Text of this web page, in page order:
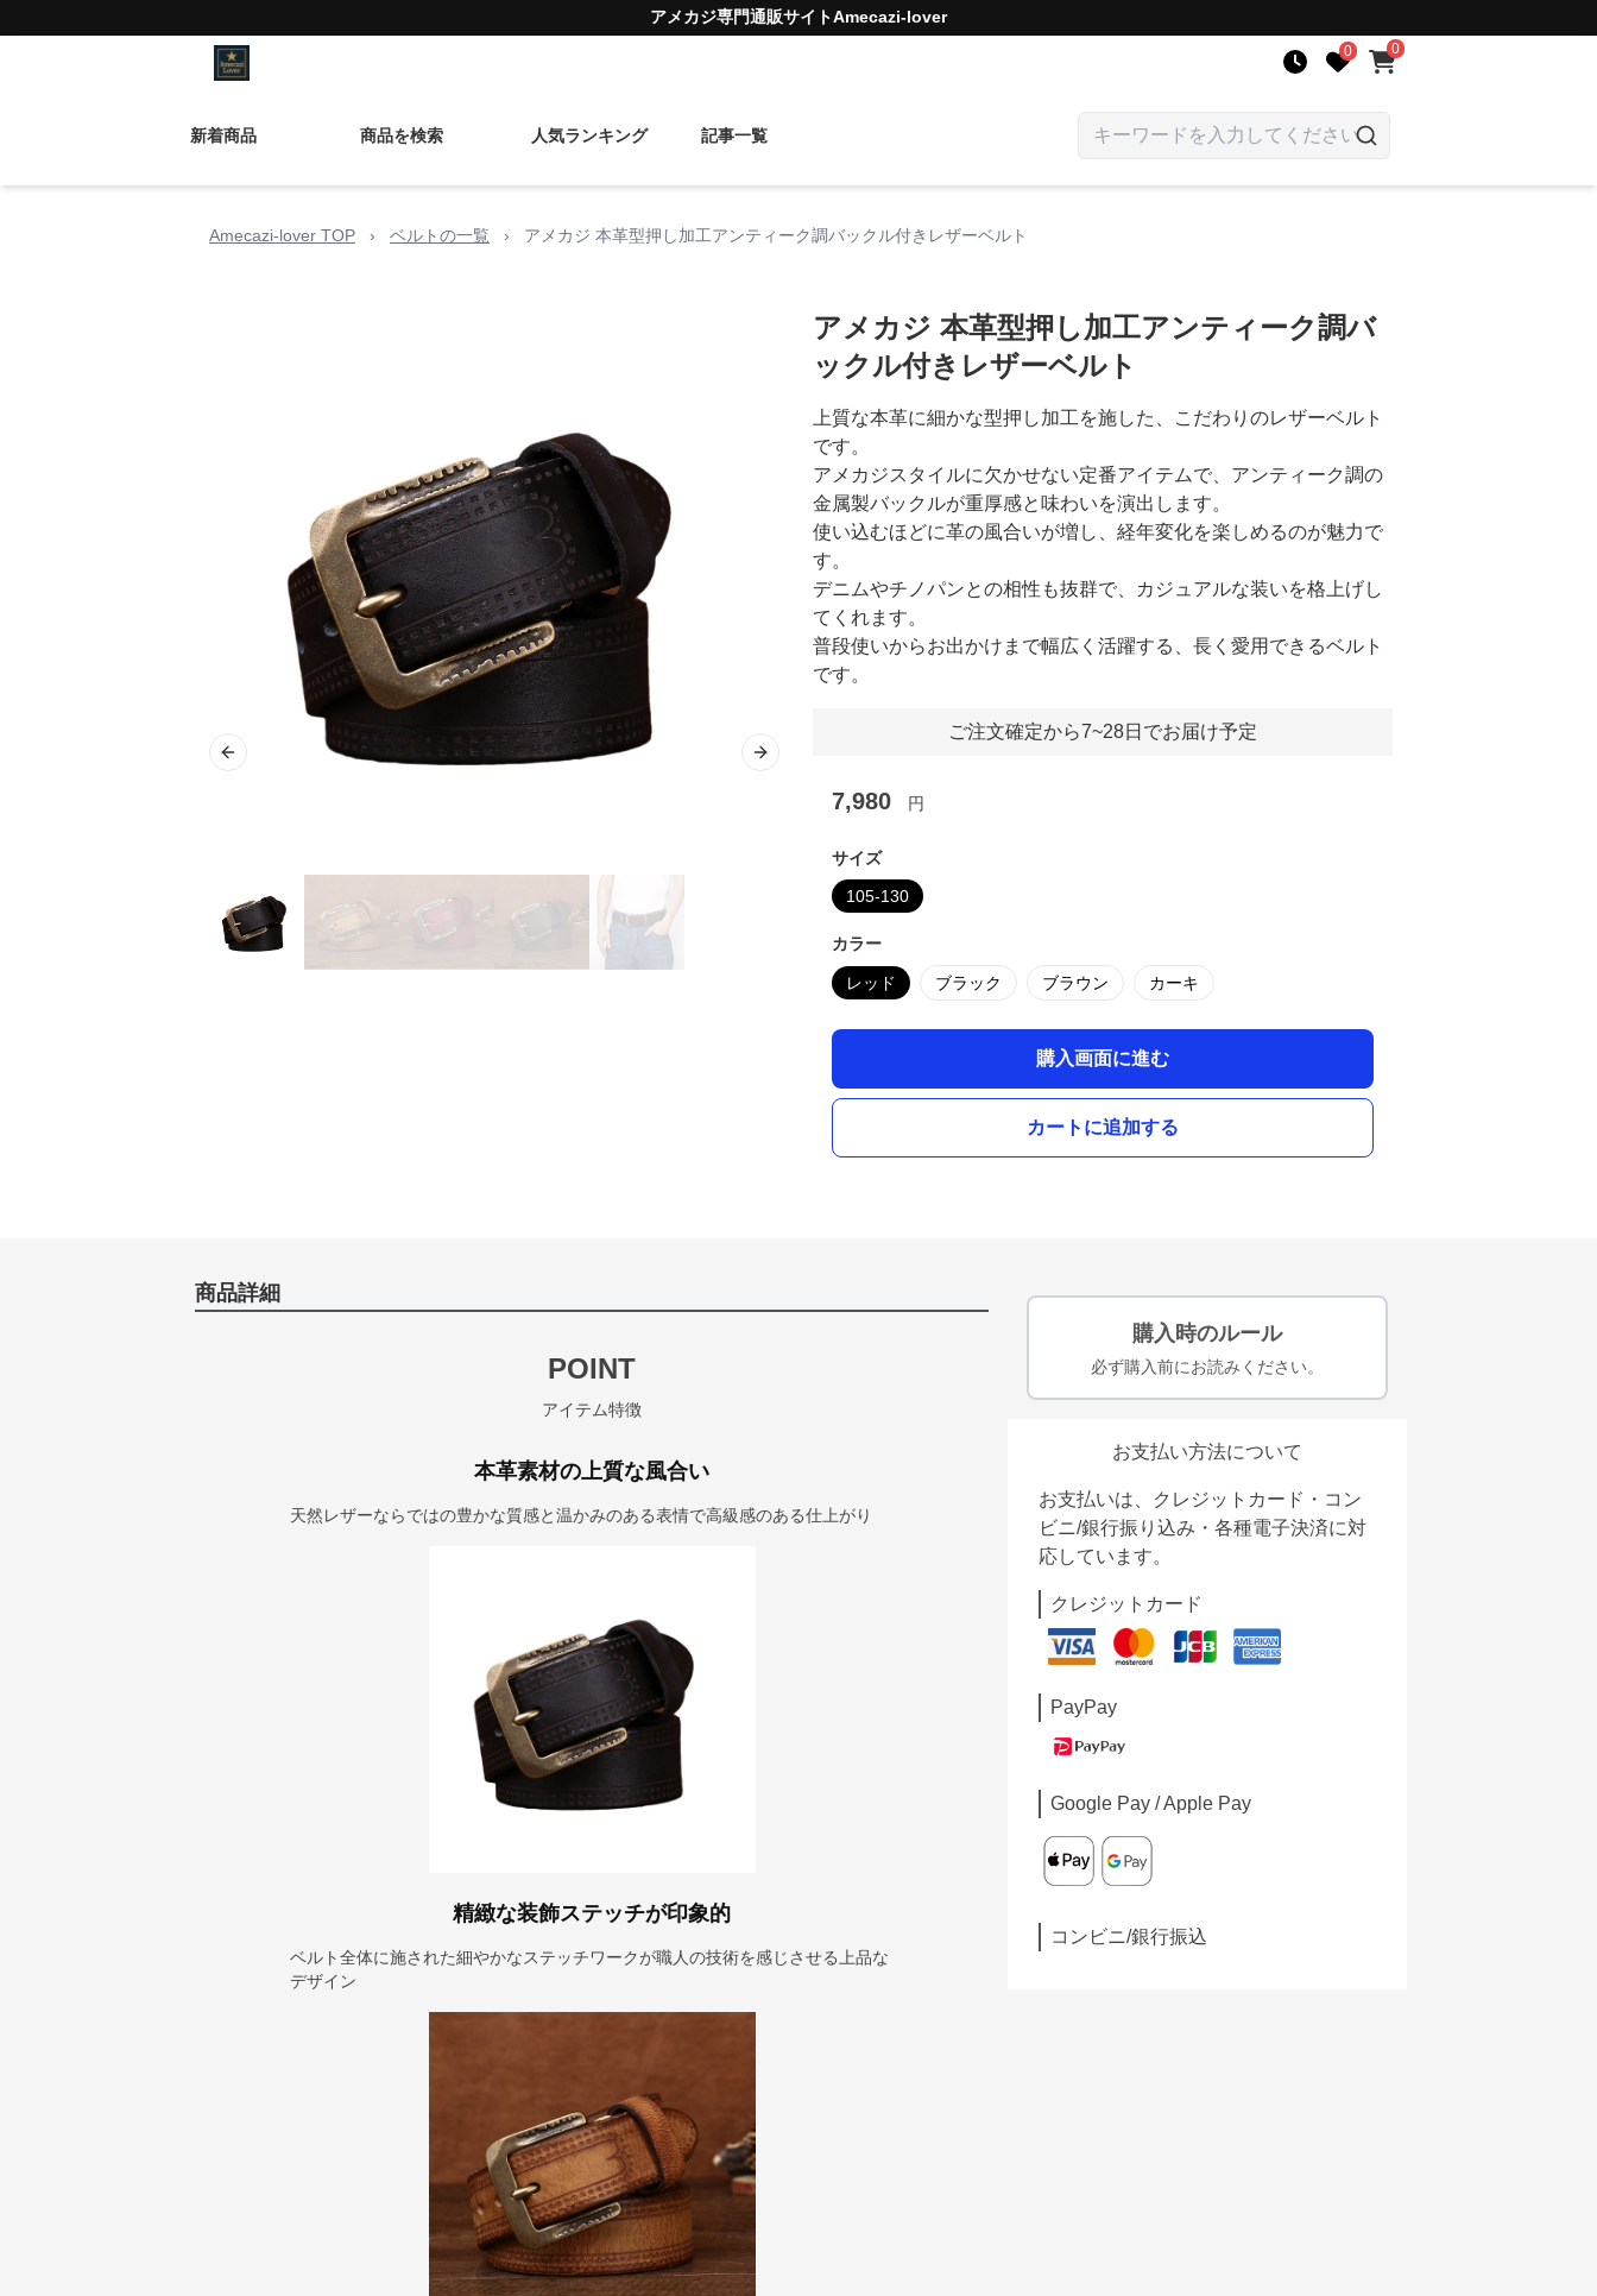
アメカジ専門通販サイトAmecazi-lover
0 0
新着商品 商品を検索 人気ランキング 記事一覧
Amecazi-lover TOP › ベルトの一覧 › アメカジ 本革型押し加工アンティーク調バックル付きレザーベルト
Previous slide Next slide
アメカジ 本革型押し加工アンティーク調バ
ックル付きレザーベルト
上質な本革に細かな型押し加工を施した、こだわりのレザーベルト
です。
アメカジスタイルに欠かせない定番アイテムで、アンティーク調の
金属製バックルが重厚感と味わいを演出します。
使い込むほどに革の風合いが増し、経年変化を楽しめるのが魅力で
す。
デニムやチノパンとの相性も抜群で、カジュアルな装いを格上げし
てくれます。
普段使いからお出かけまで幅広く活躍する、長く愛用できるベルト
です。
ご注文確定から7~28日でお届け予定
7,980 円
サイズ
105-130
カラー
レッド ブラック ブラウン カーキ
購入画面に進む
カートに追加する
商品詳細
POINT
アイテム特徴
本革素材の上質な風合い
天然レザーならではの豊かな質感と温かみのある表情で高級感のある仕上がり
精緻な装飾ステッチが印象的
ベルト全体に施された細やかなステッチワークが職人の技術を感じさせる上品な
デザイン
購入時のルール
必ず購入前にお読みください。
お支払い方法について
お支払いは、クレジットカード・コン
ビニ/銀行振り込み・各種電子決済に対
応しています。
クレジットカード
PayPay
Google Pay / Apple Pay
コンビニ/銀行振込